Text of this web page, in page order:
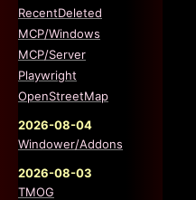
RecentDeleted
MCP/Windows
MCP/Server
Playwright
OpenStreetMap
2026-08-04
Windower/Addons
2026-08-03
TMOG